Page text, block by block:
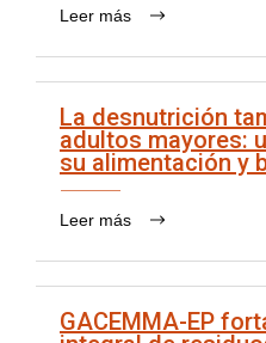
Leer más
La desnutrición
adultos mayores:
su alimentación y
Leer más
GACEMMA-EP